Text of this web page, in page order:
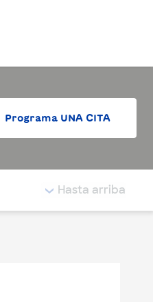
Programa UNA CITA
Hasta arriba